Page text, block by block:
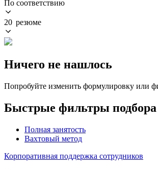
По соответствию
20 резюме
Ничего не нашлось
Попробуйте изменить формулировку или
Быстрые фильтры
Полная занятость
Вахтовый метод
Корпоративная поддержка сотрудников